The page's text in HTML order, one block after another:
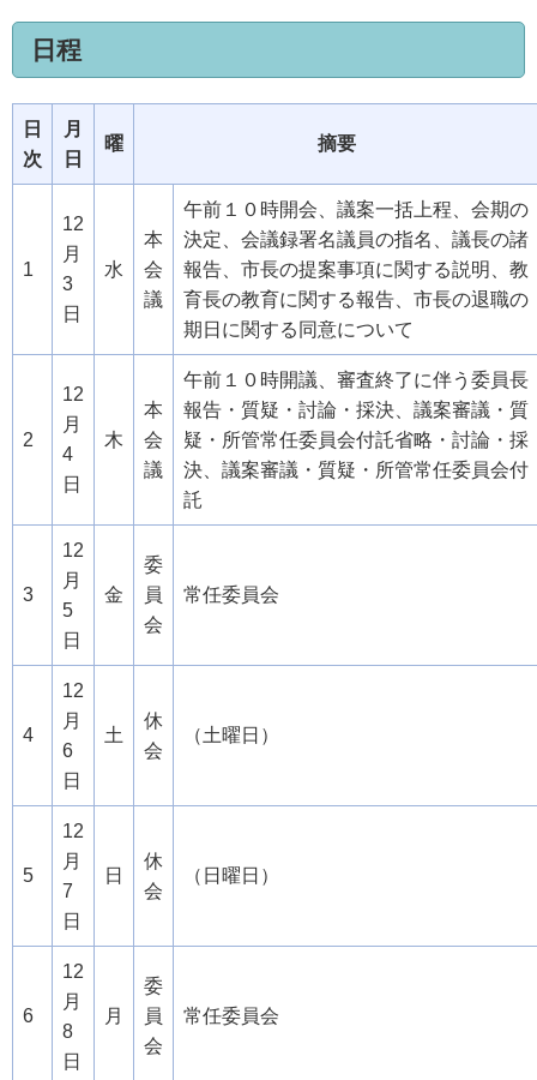
日程
日
次
月
日
曜 摘要
1
12
月
3
日
水
本
会
議
午前１０時開会、議案一括上程、会期の
決定、会議録署名議員の指名、議長の諸
報告、市長の提案事項に関する説明、教
育長の教育に関する報告、市長の退職の
期日に関する同意について
2
12
月
4
日
木
本
会
議
午前１０時開議、審査終了に伴う委員長
報告・質疑・討論・採決、議案審議・質
疑・所管常任委員会付託省略・討論・採
決、議案審議・質疑・所管常任委員会付
託
3
12
月
5
日
金
委
員
会
常任委員会
4
12
月
6
日
土
休
会
（土曜日）
5
12
月
7
日
日
休
会
（日曜日）
6
12
月
8
日
月
委
員
会
常任委員会